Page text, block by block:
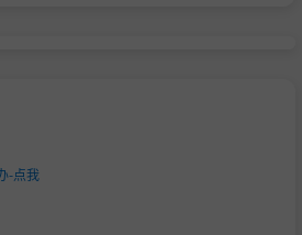
-点我